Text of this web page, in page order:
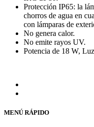
Protección IP65: la
chorros de agua en
con lámparas de
No genera calor.
No emite rayos UV.
Potencia de 18 W,
MENÚ RÁPIDO